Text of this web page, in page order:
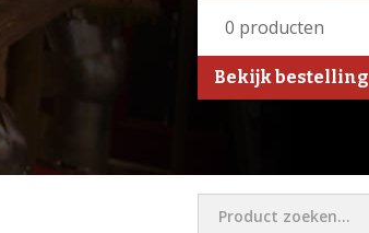
0 producten
Bekijk bestelling